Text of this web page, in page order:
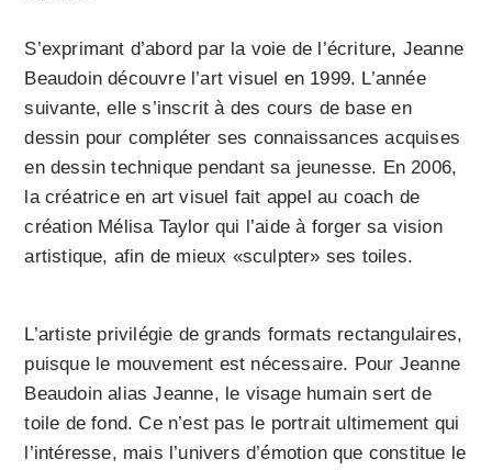
S’exprimant d’abord par la voie de l’écriture, Jeanne
Beaudoin découvre l’art visuel en 1999. L’année
suivante, elle s’inscrit à des cours de base en
dessin pour compléter ses connaissances acquises
en dessin technique pendant sa jeunesse. En 2006,
la créatrice en art visuel fait appel au coach de
création Mélisa Taylor qui l’aide à forger sa vision
artistique, afin de mieux «sculpter» ses toiles.
L’artiste privilégie de grands formats rectangulaires,
puisque le mouvement est nécessaire. Pour Jeanne
Beaudoin alias Jeanne, le visage humain sert de
toile de fond. Ce n’est pas le portrait ultimement qui
l’intéresse, mais l’univers d’émotion que constitue le